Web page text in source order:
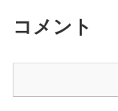
コメント